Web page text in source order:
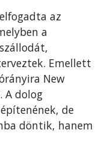
az
a
Emellett
New
A dolog
de
döntik, hanem